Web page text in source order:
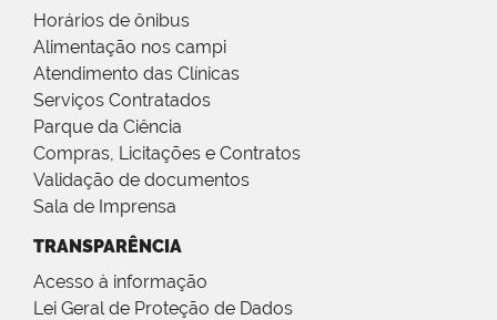
Horários de ônibus
Alimentação nos campi
Atendimento das Clínicas
Serviços Contratados
Parque da Ciência
Compras, Licitações e Contratos
Validação de documentos
Sala de Imprensa
TRANSPARÊNCIA
Acesso à informação
Lei Geral de Proteção de Dados